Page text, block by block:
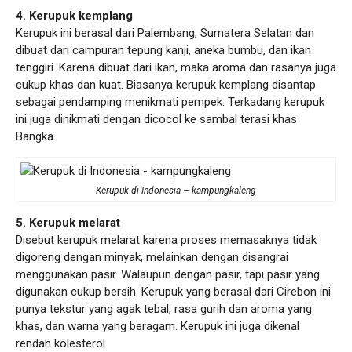
4. Kerupuk kemplang
Kerupuk ini berasal dari Palembang, Sumatera Selatan dan
dibuat dari campuran tepung kanji, aneka bumbu, dan ikan
tenggiri. Karena dibuat dari ikan, maka aroma dan rasanya juga
cukup khas dan kuat. Biasanya kerupuk kemplang disantap
sebagai pendamping menikmati pempek. Terkadang kerupuk
ini juga dinikmati dengan dicocol ke sambal terasi khas
Bangka.
Kerupuk di Indonesia – kampungkaleng
5. Kerupuk melarat
Disebut kerupuk melarat karena proses memasaknya tidak
digoreng dengan minyak, melainkan dengan disangrai
menggunakan pasir. Walaupun dengan pasir, tapi pasir yang
digunakan cukup bersih. Kerupuk yang berasal dari Cirebon ini
punya tekstur yang agak tebal, rasa gurih dan aroma yang
khas, dan warna yang beragam. Kerupuk ini juga dikenal
rendah kolesterol.